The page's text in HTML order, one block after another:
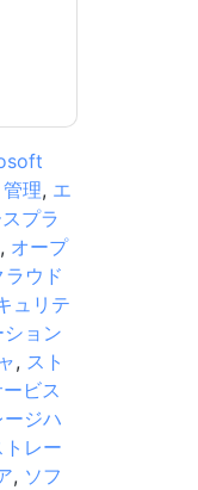
理, エ
プラ
, オープ
ラウド
ュリテ
ョン
, スト
ビス
ジハ
トレー
, ソフ